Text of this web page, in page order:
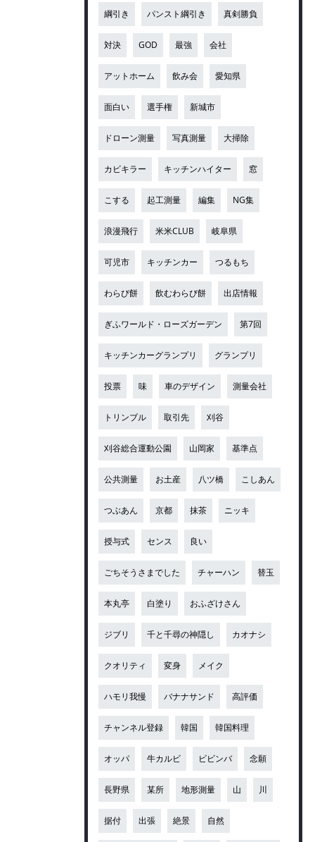
綱引き パンスト綱引き 真剣勝負
対決 GOD 最強 会社
アットホーム 飲み会 愛知県
面白い 選手権 新城市
ドローン測量 写真測量 大掃除
カビキラー キッチンハイター 窓
こする 起工測量 編集 NG集
浪漫飛行 米米CLUB 岐阜県
可児市 キッチンカー つるもち
わらび餅 飲むわらび餅 出店情報
ぎふワールド・ローズガーデン 第7回
キッチンカーグランプリ グランプリ
投票 味 車のデザイン 測量会社
トリンブル 取引先 刈谷
刈谷総合運動公園 山岡家 基準点
公共測量 お土産 八ツ橋 こしあん
つぶあん 京都 抹茶 ニッキ
授与式 センス 良い
ごちそうさまでした チャーハン 替玉
本丸亭 白塗り おふざけさん
ジブリ 千と千尋の神隠し カオナシ
クオリティ 変身 メイク
ハモリ我慢 バナナサンド 高評価
チャンネル登録 韓国 韓国料理
オッパ 牛カルビ ビビンバ 念願
長野県 某所 地形測量 山 川
据付 出張 絶景 自然